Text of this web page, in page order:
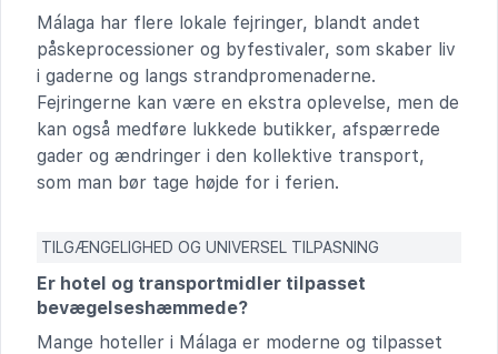
Málaga har flere lokale fejringer, blandt andet
påskeprocessioner og byfestivaler, som skaber liv
i gaderne og langs strandpromenaderne.
Fejringerne kan være en ekstra oplevelse, men de
kan også medføre lukkede butikker, afspærrede
gader og ændringer i den kollektive transport,
som man bør tage højde for i ferien.
TILGÆNGELIGHED OG UNIVERSEL TILPASNING
Er hotel og transportmidler tilpasset
bevægelseshæmmede?
Mange hoteller i Málaga er moderne og tilpasset